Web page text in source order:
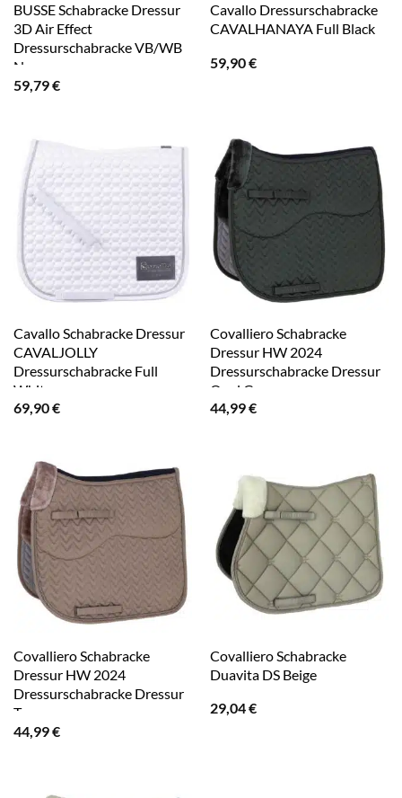
BUSSE Schabracke Dressur
3D Air Effect
Dressurschabracke VB/WB
Navy
59,79€
Cavallo Dressurschabracke
CAVALHANAYA Full Black
59,90€
Cavallo Schabracke Dressur
CAVALJOLLY
Dressurschabracke Full
White
69,90€
Covalliero Schabracke
Dressur HW 2024
Dressurschabracke Dressur
Opal Green
44,99€
Covalliero Schabracke
Dressur HW 2024
Dressurschabracke Dressur
Taupe
44,99€
Covalliero Schabracke
Duavita DS Beige
29,04€